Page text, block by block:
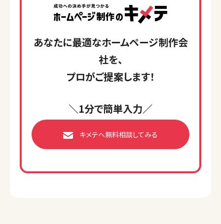
あなたに最適なホームページ制作会
社を、
プロがご提案します！
＼1分で簡単入力／
キメテへ無料相談してみる